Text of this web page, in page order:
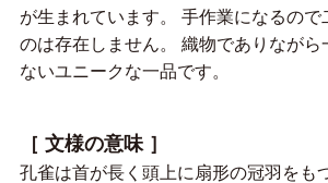
が生まれています。 手作業になるので
のは存在しません。 織物でありながら
ないユニークな一品です。
［ 文様の意味 ］
孔雀は首が長く頭上に扇形の冠羽をも